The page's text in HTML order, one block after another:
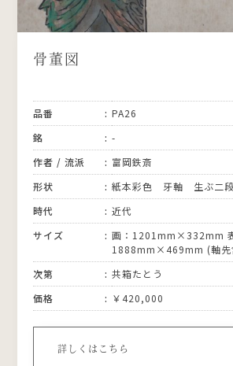
骨董図
品番
PA26
銘
-
作者 / 流派
富岡鉄斎
形状
紙本彩色 牙軸 生ぶ二
時代
近代
サイズ
画：1201mm×332mm
1888mm×469mm (軸先
次第
共箱たとう
価格
￥420,000
詳しくはこちら